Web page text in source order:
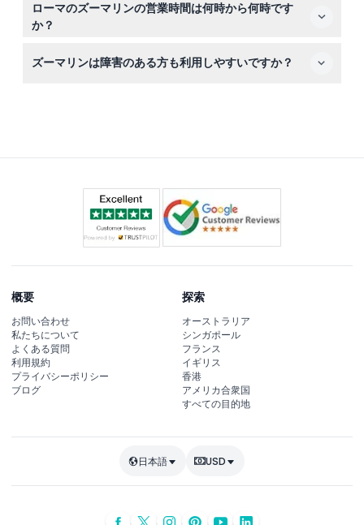
な服装、日焼け止め、帽子を持参してください。ロッカー
は小額の料金で利用可能です。
ローマのズーマリンの営業時間は何時から何時です
か？
ら6月初旬までは週末と祝日の10:00から17:00まで、夏
ズーマリンは障害のある方も利用しやすいですか？
概要
お問い合わせ
私たちについて
よくある質問
利用規約
プライバシーポリシー
ブログ
探索
オーストラリア
シンガポール
フランス
イギリス
香港
アメリカ合衆国
すべての目的地
日本語 USD